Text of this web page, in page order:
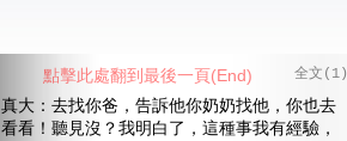
全文(1)
真大：去找你爸，告訴他你奶奶找他，你也去
看看！聽見沒？我明白了，這種事我有經驗，
點擊此處翻到最後一頁(End)